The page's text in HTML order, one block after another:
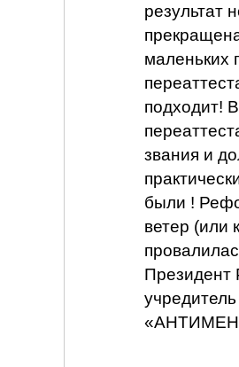
результат
маленьких
звания и
были !
ветер (или